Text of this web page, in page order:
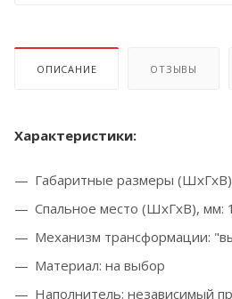
ОПИСАНИЕ ОТЗЫВЫ
Характеристики:
Габаритные размеры
Спальное место (ШхГхВ), мм:
Механизм трансформации:
Материал: на выбор
Наполнитель: независимый